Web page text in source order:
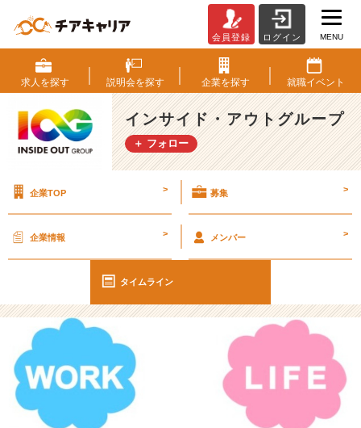
O
G
っ
て
ナ
ニ？】
ワ
ラ
イ
バ
ン
ス
と
は
会員登録 ログイン MENU
求人を探す 説明会を探す 企業を探す 就職イベント
インサイド・アウトグループ
＋ フォロー
企業TOP > 募集 >
企業情報 > メンバー >
タイムライン